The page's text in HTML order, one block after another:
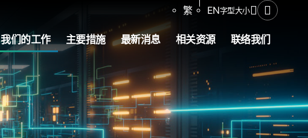
繁 EN字型大小分享打开搜寻
我们的工作 主要措施 最新消息 相关资源 联络我们